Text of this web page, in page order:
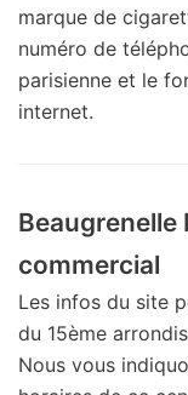
marque de
numéro de
parisienne et le
internet.
Beaugrenelle
commercial
Les infos du site
du 15ème
Nous vous